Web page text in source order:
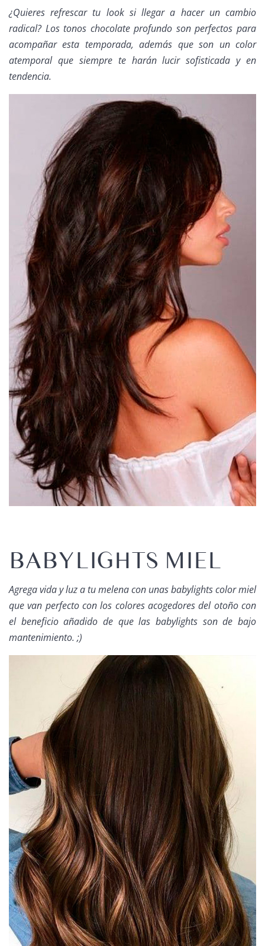
¿Quieres refrescar tu looksi llegar a hacer un cambio
radical? Los tonos chocolate profundo son perfectos para
acompañar esta temporada, además que son un color
atemporal que siempre te harán lucir sofisticada y en
tendencia.
BABYLIGHTS MIEL
Agrega vida y luz a tu melena con unas babylights color miel
que van perfecto con los colores acogedores del otoño con
el beneficio añadido de que las babylights son de bajo
mantenimiento. ;)